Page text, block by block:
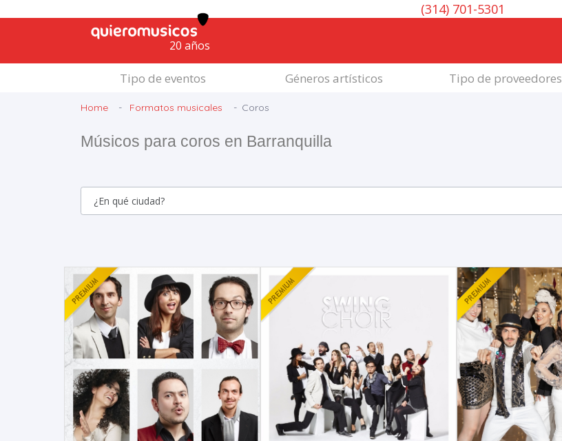
(314) 701-5301
20 años
Tipo de eventos Géneros artísticos Tipo de proveedores
Home Formatos musicales Coros
Músicos para coros en Barranquilla